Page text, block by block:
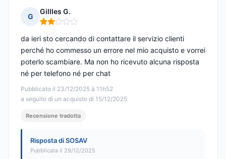
G
Gillles G.
Nota: 2 su 5
Pubblicato il 23/12/2025 à 11h52
a seguito di un acquisto di 15/12/2025
da ieri sto cercando di contattare il servizio clienti
perché ho commesso un errore nel mio acquisto e vorrei
poterlo scambiare. Ma non ho ricevuto alcuna risposta
né per telefono né per chat
Recensione tradotta
Risposta di SOSAV
Pubblicata il 29/12/2025